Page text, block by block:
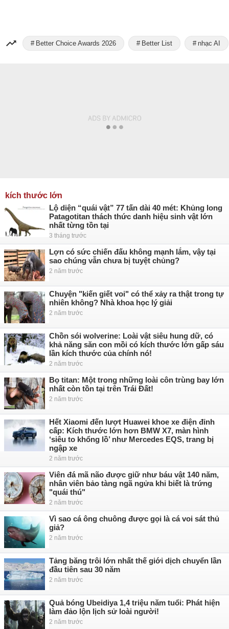
Better Choice Awards 2026 Better List nhạc AI
kích thước lớn
Lộ diện “quái vật” 77 tấn dài 40 mét: Khủng long
Patagotitan thách thức danh hiệu sinh vật lớn
nhất từng tồn tại
3 tháng trước
Lợn có sức chiến đấu không mạnh lắm, vậy tại
sao chúng vẫn chưa bị tuyệt chủng?
2 năm trước
Chuyện "kiến giết voi" có thể xảy ra thật trong tự
nhiên không? Nhà khoa học lý giải
2 năm trước
Chồn sói wolverine: Loài vật siêu hung dữ, có
khả năng săn con mồi có kích thước lớn gấp sáu
lần kích thước của chính nó!
2 năm trước
Bọ titan: Một trong những loài côn trùng bay lớn
nhất còn tồn tại trên Trái Đất!
2 năm trước
Hết Xiaomi đến lượt Huawei khoe xe điện đỉnh
cấp: Kích thước lớn hơn BMW X7, màn hình
‘siêu to khổng lồ’ như Mercedes EQS, trang bị
ngập xe
2 năm trước
Viên đá mã não được giữ như báu vật 140 năm,
nhân viên bảo tàng ngã ngửa khi biết là trứng
"quái thú"
2 năm trước
Vì sao cá ông chuông được gọi là cá voi sát thủ
giả?
2 năm trước
Tảng băng trôi lớn nhất thế giới dịch chuyển lần
đầu tiên sau 30 năm
2 năm trước
Quả bóng Ubeidiya 1,4 triệu năm tuổi: Phát hiện
làm đảo lộn lịch sử loài người!
2 năm trước